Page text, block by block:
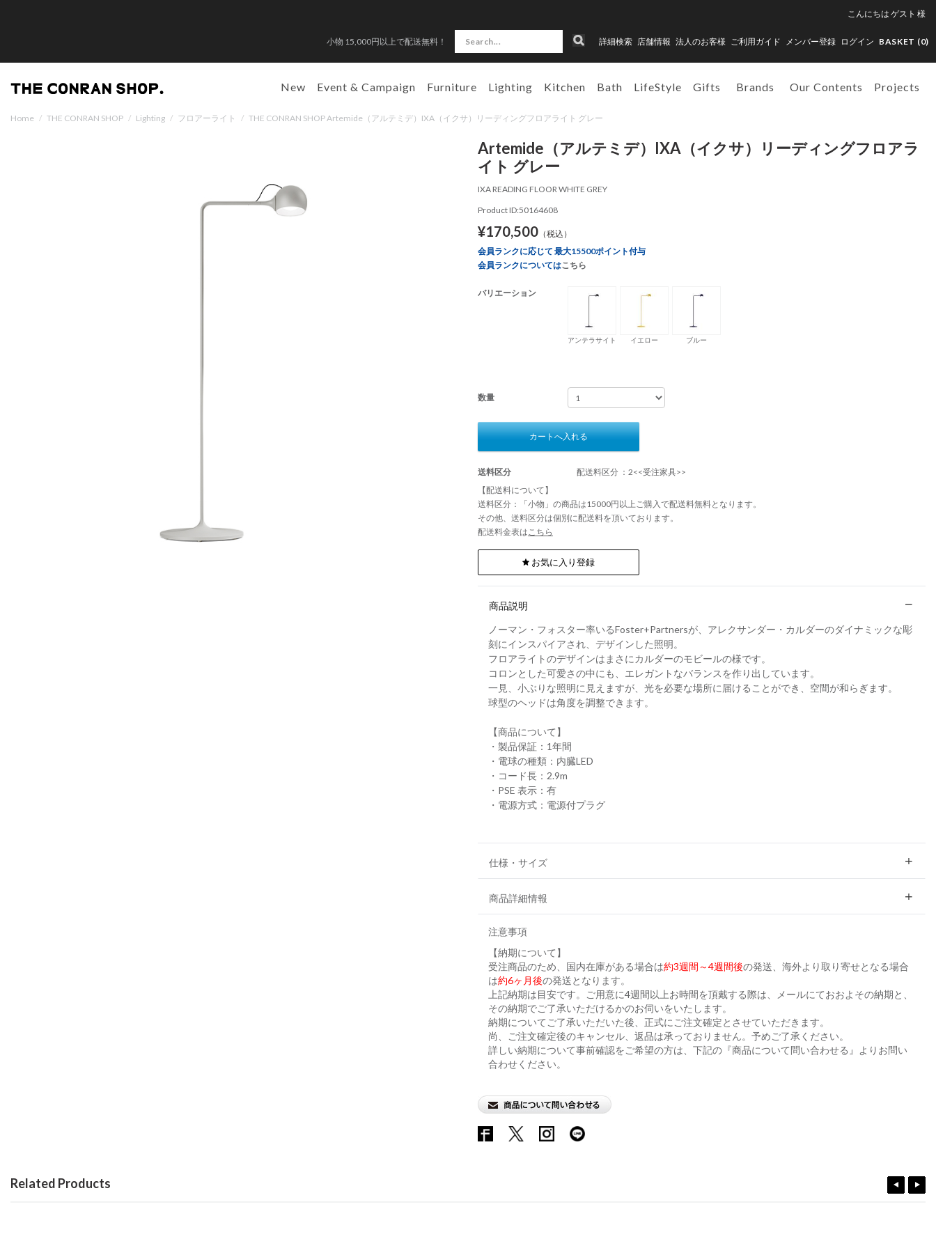
こんにちは ゲスト 様
小物 15,000円以上で配送無料！ 詳細検索 店舗情報 法人のお客様 ご利用ガイド メンバー登録 ログイン BASKET (0)
New Event & Campaign Furniture Lighting Kitchen Bath LifeStyle Gifts Brands Our Contents Projects
Home / THE CONRAN SHOP / Lighting / フロアーライト / THE CONRAN SHOP Artemide（アルテミデ）IXA（イクサ）リーディングフロアライト グレー
Artemide（アルテミデ）IXA（イクサ）リーディングフロアラ
イト グレー
IXA READING FLOOR WHITE GREY
Product ID:50164608
¥170,500（税込）
会員ランクに応じて 最大15500ポイント付与
会員ランクについてはこちら
バリエーション
アンテラサイト イエロー ブルー
数量
カートへ入れる
送料区分
配送料区分 ：2<<受注家具>>
【配送料について】
送料区分：「小物」の商品は15000円以上ご購入で配送料無料となります。
その他、送料区分は個別に配送料を頂いております。
配送料金表はこちら
お気に入り登録
商品説明
ノーマン・フォスター率いるFoster+Partnersが、アレクサンダー・カルダーのダイナミックな彫
刻にインスパイアされ、デザインした照明。
フロアライトのデザインはまさにカルダーのモビールの様です。
コロンとした可愛さの中にも、エレガントなバランスを作り出しています。
一見、小ぶりな照明に見えますが、光を必要な場所に届けることができ、空間が和らぎます。
球型のヘッドは角度を調整できます。
【商品について】
・製品保証：1年間
・電球の種類：内臓LED
・コード長：2.9m
・PSE 表示：有
・電源方式：電源付プラグ
仕様・サイズ
商品詳細情報
注意事項
【納期について】
受注商品のため、国内在庫がある場合は約3週間～4週間後の発送、海外より取り寄せとなる場合
は約6ヶ月後の発送となります。
上記納期は目安です。ご用意に4週間以上お時間を頂戴する際は、メールにておおよその納期と、
その納期でご了承いただけるかのお伺いをいたします。
納期についてご了承いただいた後、正式にご注文確定とさせていただきます。
尚、ご注文確定後のキャンセル、返品は承っておりません。予めご了承ください。
詳しい納期について事前確認をご希望の方は、下記の『商品について問い合わせる』よりお問い
合わせください。
Related Products